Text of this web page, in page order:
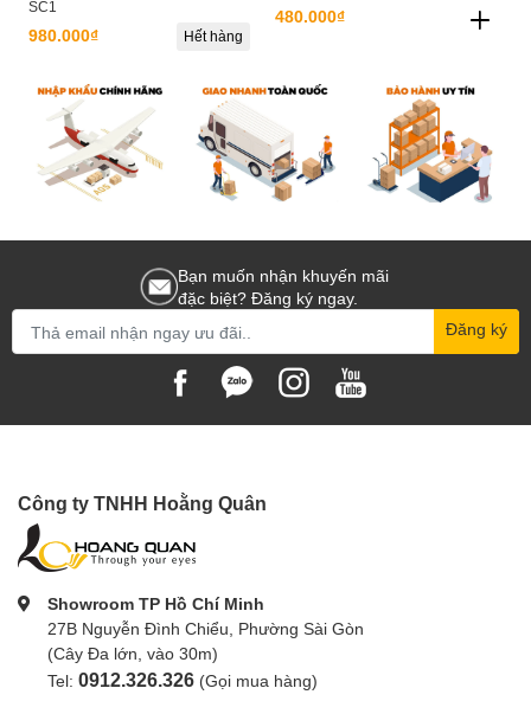
SC1
980.000₫ Hết hàng
480.000₫
Bạn muốn nhận khuyến mãi
đặc biệt? Đăng ký ngay.
Đăng ký
Công ty TNHH Hoằng Quân
Showroom TP Hồ Chí Minh
27B Nguyễn Đình Chiểu, Phường Sài Gòn
(Cây Đa lớn, vào 30m)
Tel: 0912.326.326 (Gọi mua hàng)